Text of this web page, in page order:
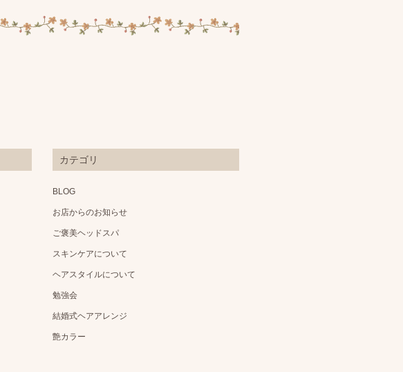
カテゴリ
BLOG
お店からのお知らせ
ご褒美ヘッドスパ
スキンケアについて
ヘアスタイルについて
勉強会
結婚式ヘアアレンジ
艶カラー